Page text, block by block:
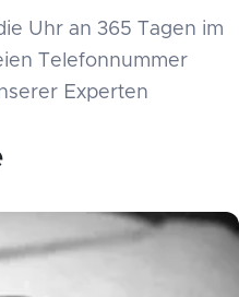
Uhr an 365 Tagen im
Telefonnummer
Experten